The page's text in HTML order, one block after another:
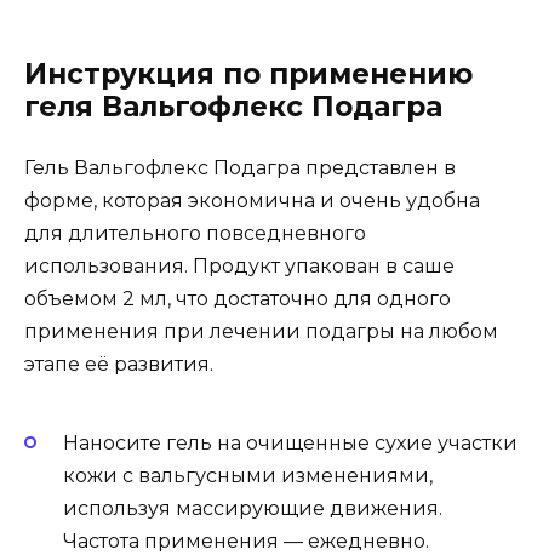
Инструкция по применению
геля Вальгофлекс Подагра
Гель Вальгофлекс Подагра представлен в
форме, которая экономична и очень удобна
для длительного повседневного
использования. Продукт упакован в саше
объемом 2 мл, что достаточно для одного
применения при лечении подагры на любом
этапе её развития.
Наносите гель на очищенные сухие участки
кожи с вальгусными изменениями,
используя массирующие движения.
Частота применения — ежедневно.